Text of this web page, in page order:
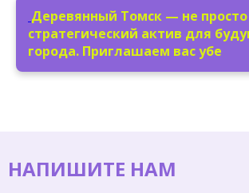
Деревянный Томск — не просто
стратегический актив для
города. Приглашаем вас убе
НАПИШИТЕ НАМ